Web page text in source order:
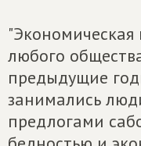
"Экономическая
любого
предыдущие
занимались
предлогами